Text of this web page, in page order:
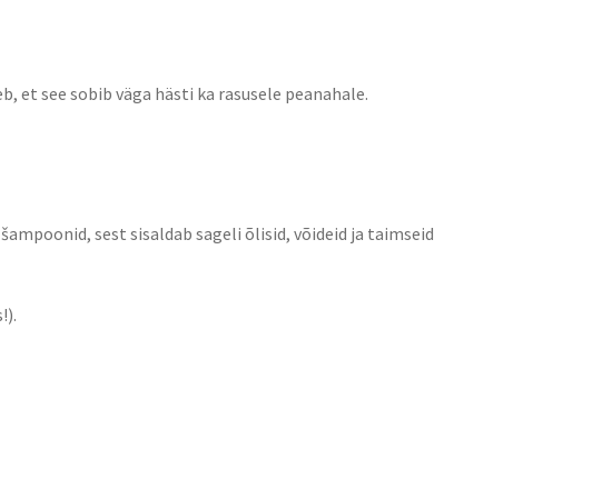
et see sobib väga hästi ka rasusele peanahale.
sest sisaldab sageli õlisid, võideid ja taimseid